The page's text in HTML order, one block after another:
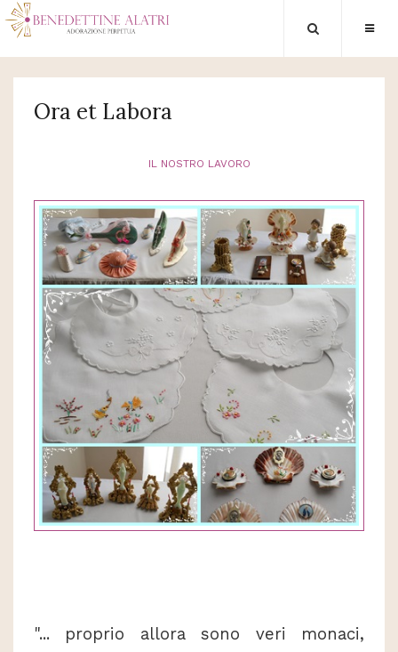
Ora et Labora
IL NOSTRO LAVORO
"... proprio allora sono veri monaci,